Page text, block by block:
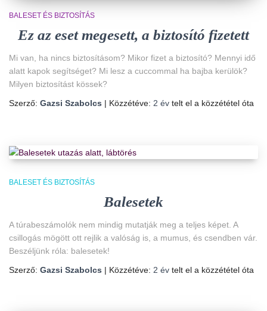
BALESET ÉS BIZTOSÍTÁS
Ez az eset megesett, a biztosító fizetett
Mi van, ha nincs biztosításom? Mikor fizet a biztosító? Mennyi idő
alatt kapok segítséget? Mi lesz a cuccommal ha bajba kerülök?
Milyen biztosítást kössek?
Szerző: Gazsi Szabolcs | Közzétéve: 2 év telt el a közzététel óta
BALESET ÉS BIZTOSÍTÁS
Balesetek
A túrabeszámolók nem mindig mutatják meg a teljes képet. A
csillogás mögött ott rejlik a valóság is, a mumus, és csendben vár.
Beszéljünk róla: balesetek!
Szerző: Gazsi Szabolcs | Közzétéve: 2 év telt el a közzététel óta